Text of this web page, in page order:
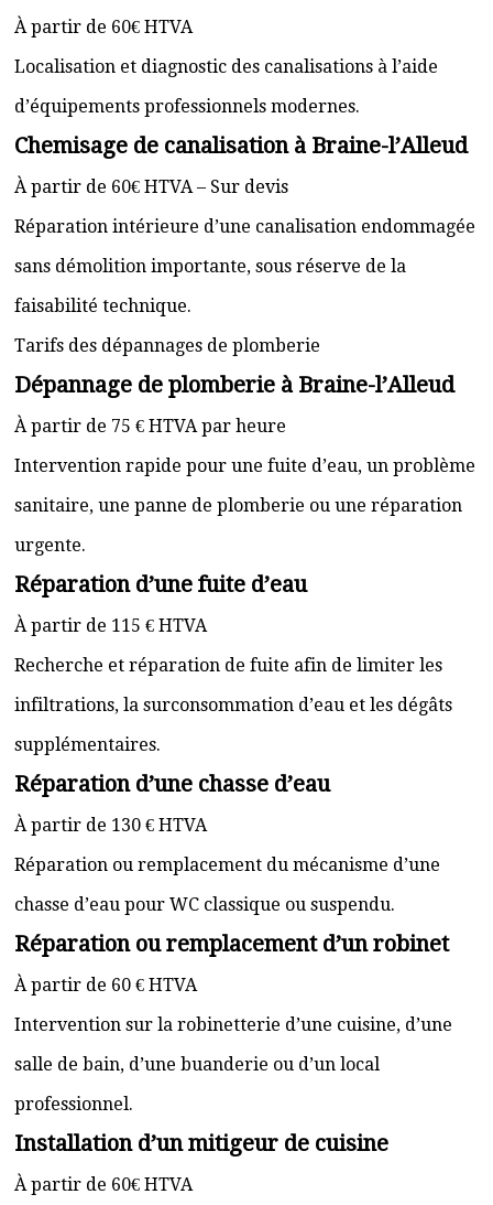
À partir de 60€ HTVA
Localisation et diagnostic des canalisations à l’aide
d’équipements professionnels modernes.
Chemisage de canalisation à Braine-l’Alleud
À partir de 60€ HTVA – Sur devis
Réparation intérieure d’une canalisation endommagée
sans démolition importante, sous réserve de la
faisabilité technique.
Tarifs des dépannages de plomberie
Dépannage de plomberie à Braine-l’Alleud
À partir de 75 € HTVA par heure
Intervention rapide pour une fuite d’eau, un problème
sanitaire, une panne de plomberie ou une réparation
urgente.
Réparation d’une fuite d’eau
À partir de 115 € HTVA
Recherche et réparation de fuite afin de limiter les
infiltrations, la surconsommation d’eau et les dégâts
supplémentaires.
Réparation d’une chasse d’eau
À partir de 130 € HTVA
Réparation ou remplacement du mécanisme d’une
chasse d’eau pour WC classique ou suspendu.
Réparation ou remplacement d’un robinet
À partir de 60 € HTVA
Intervention sur la robinetterie d’une cuisine, d’une
salle de bain, d’une buanderie ou d’un local
professionnel.
Installation d’un mitigeur de cuisine
À partir de 60€ HTVA